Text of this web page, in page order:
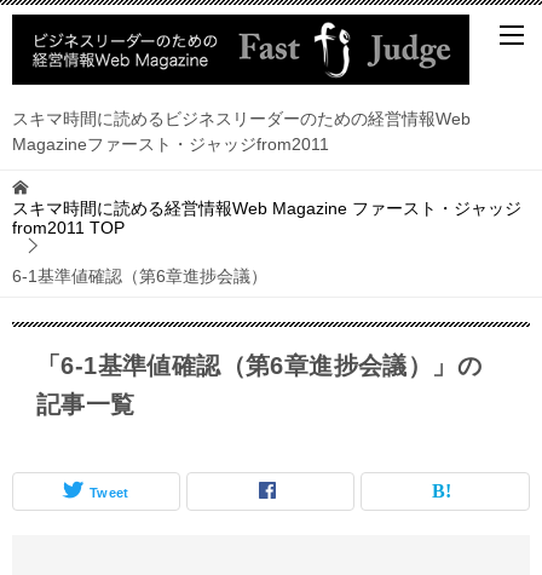
スキマ時間に読めるビジネスリーダーのための経営情報Web
Magazineファースト・ジャッジfrom2011
スキマ時間に読める経営情報Web Magazine ファースト・ジャッジ
from2011 TOP
6-1基準値確認（第6章進捗会議）
「6-1基準値確認（第6章進捗会議）」の
記事一覧
Tweet